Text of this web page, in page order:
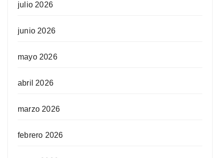
julio 2026
junio 2026
mayo 2026
abril 2026
marzo 2026
febrero 2026